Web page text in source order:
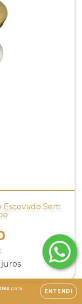
para
ENTENDI
Sem